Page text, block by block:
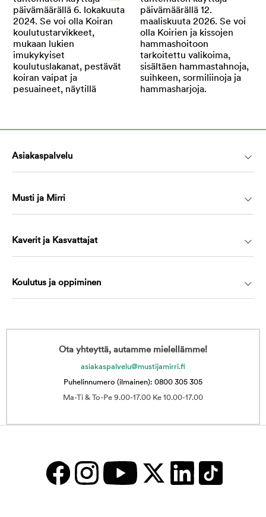
Asiakaspalvelu
Musti ja Mirri
Kaverit ja Kasvattajat
Koulutus ja oppiminen
Ota yhteyttä, autamme mielellämme!
asiakaspalvelu@mustijamirri.fi
Puhelinnumero (ilmainen): 0800 305 305
Ma-Ti & To-Pe 9.00-17.00 Ke 10.00-17.00